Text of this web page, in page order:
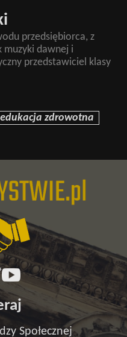
przedsiębiorca, z
muzyki dawnej i
przedstawiciel klasy
edukacja zdrowotna
Społecznej